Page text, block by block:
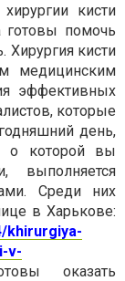
кисти
готовы помочь
Хирургия кисти
медицинским
эффективных
которые
день,
о которой вы
выполняется
Среди них
в Харькове:
khirurgiya-
v-
оказать